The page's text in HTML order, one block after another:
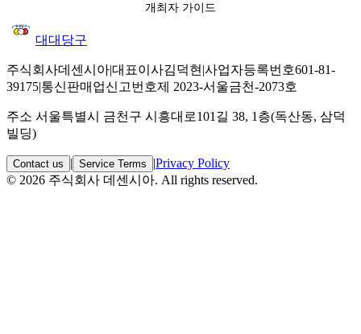
개최자 가이드
대대당구
주식회사데센시아|대표이사김덕현 |사업자등록번호601-81-
39175|통신판매업신고번호제 2023-서울금천-2073호
주소 서울특별시 금천구 시흥대로101길 38, 1층(독산동, 삼덕
빌딩)
Contact us | Service Terms |Privacy Policy
© 2026 주식회사 데센시아. All rights reserved.